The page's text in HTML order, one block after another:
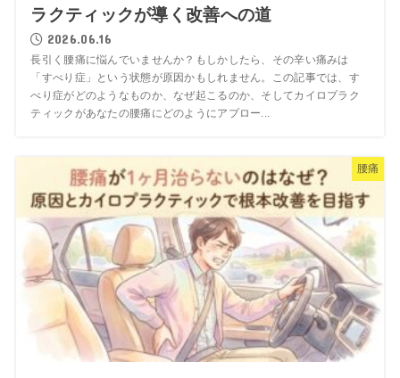
ラクティックが導く改善への道
2026.06.16
長引く腰痛に悩んでいませんか？もしかしたら、その辛い痛みは
「すべり症」という状態が原因かもしれません。この記事では、す
べり症がどのようなものか、なぜ起こるのか、そしてカイロプラク
ティックがあなたの腰痛にどのようにアプロー...
腰痛